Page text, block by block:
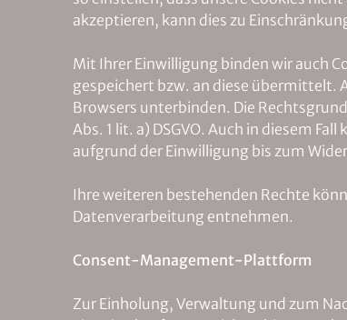
akzeptieren, kann dies zu
Mit Ihrer Einwilligung binden wir auch
gespeichert bzw. an diese übermittelt.
Browsers unterbinden. Die
Abs. 1 lit. a) DSGVO. Auch in diesem
aufgrund der Einwilligung bis zum
Ihre weiteren bestehenden Rechte
Datenverarbeitung entnehmen.
Consent-Management-Plattform
Zur Einholung, Verwaltung und zum